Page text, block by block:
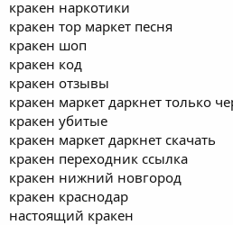
кракен наркотики
кракен тор маркет песня
кракен шоп
кракен код
кракен отзывы
кракен маркет даркнет только
кракен убитые
кракен маркет даркнет скачать
кракен переходник ссылка
кракен нижний новгород
кракен краснодар
настоящий кракен